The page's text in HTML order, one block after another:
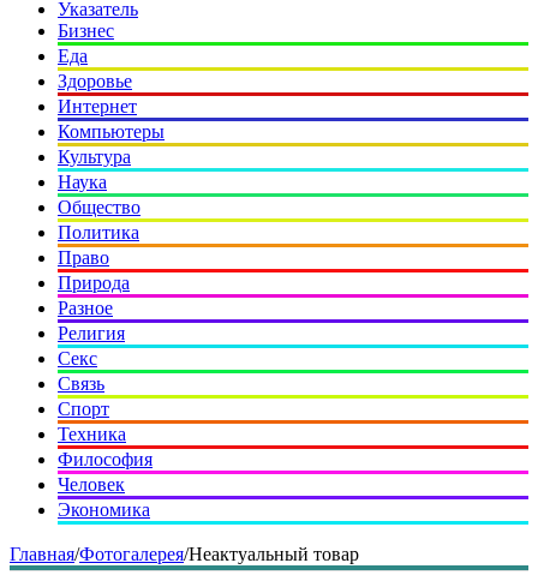
Указатель
Бизнес
Еда
Здоровье
Интернет
Компьютеры
Культура
Наука
Общество
Политика
Право
Природа
Разное
Религия
Секс
Связь
Спорт
Техника
Философия
Человек
Экономика
Главная/Фотогалерея/Неактуальный товар